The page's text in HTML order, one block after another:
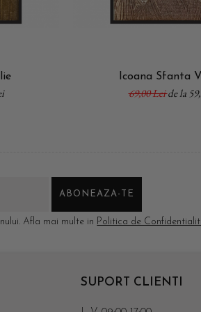
Icoana Sfanta
69,00 Leide la
Afla mai multe in Politica de
SUPORT CLIENTI